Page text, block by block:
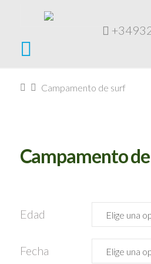
HomeCampamento de surf
Campamento
Edad
Fecha